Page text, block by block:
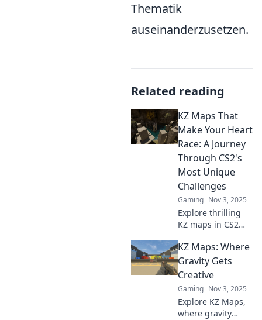
Thematik
auseinanderzusetzen.
Related reading
KZ Maps That
Make Your Heart
Race: A Journey
Through CS2's
Most Unique
Challenges
Gaming Nov 3, 2025
Explore thrilling
KZ maps in CS2
skills and ignite
your passion for
adventure. Are you
ready for the
ultimate
challenge?
KZ Maps: Where
Gravity Gets
Creative
Gaming Nov 3, 2025
Explore KZ Maps,
where gravity